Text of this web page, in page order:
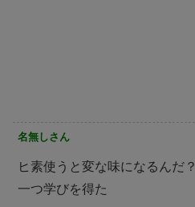
名無しさん
ヒ素使うと変な味になるんだ？
一つ学びを得た